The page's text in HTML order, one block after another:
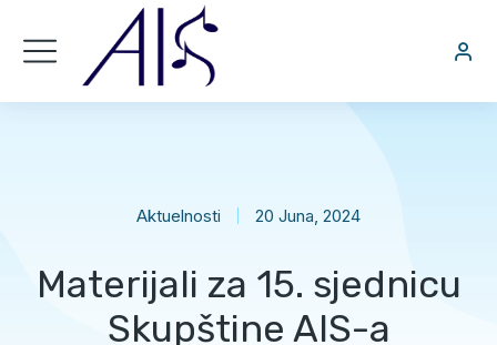
Aktuelnosti 20 Juna, 2024
Materijali za 15. sjednicu
Skupštine AIS-a